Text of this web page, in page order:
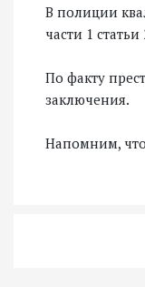
В полиции
части 1
По факту
заключения.
Напомним,